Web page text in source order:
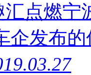
点燃宁
企发布